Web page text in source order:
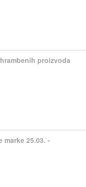
proizvoda
25.03. -